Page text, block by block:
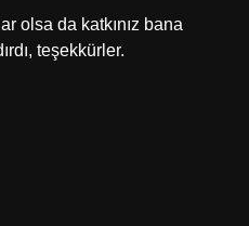
olsa da katkınız bana
teşekkürler.